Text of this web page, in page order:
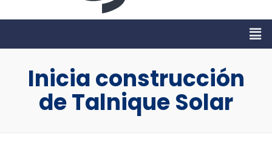
Inicia construcción
de Talnique Solar